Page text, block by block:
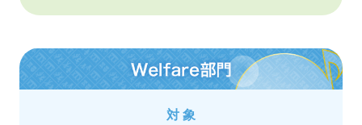
Welfare
部
門
対 象